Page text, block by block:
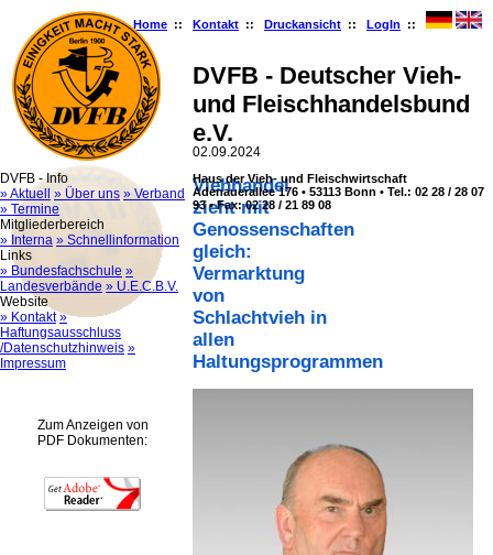
Home :: Kontakt :: Druckansicht :: LogIn ::
DVFB - Deutscher Vieh-
und Fleischhandelsbund
e.V.
Haus der Vieh- und Fleischwirtschaft
Adenauerallee 176 • 53113 Bonn • Tel.: 02 28 / 28 07
93 • Fax: 02 28 / 21 89 08
DVFB - Info
» Aktuell
» Über uns » Verband
» Termine
Mitgliederbereich
» Interna » Schnellinformation
Links
» Bundesfachschule »
Landesverbände » U.E.C.B.V.
Website
» Kontakt »
Haftungsausschluss
/Datenschutzhinweis »
Impressum
Zum Anzeigen von
PDF Dokumenten:
02.09.2024
Viehhandel
zieht mit
Genossenschaften
gleich:
Vermarktung
von
Schlachtvieh in
allen
Haltungsprogrammen